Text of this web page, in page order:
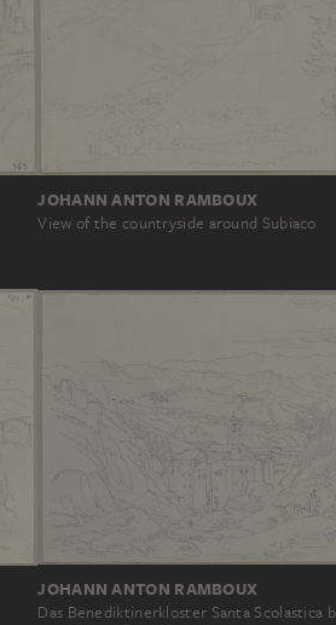
JOHANN ANTON RAMBOUX
View of the countryside around Subiaco
JOHANN ANTON RAMBOUX
Das Benediktinerkloster Santa Scolastica